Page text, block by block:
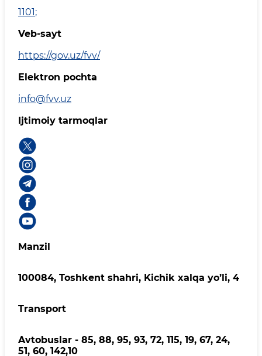
1101;
Veb-sayt
https://gov.uz/fvv/
Elektron pochta
info@fvv.uz
Ijtimoiy tarmoqlar
Manzil
100084, Toshkent shahri, Kichik xalqa yo’li, 4
Transport
Avtobuslar - 85, 88, 95, 93, 72, 115, 19, 67, 24,
51, 60, 142,10